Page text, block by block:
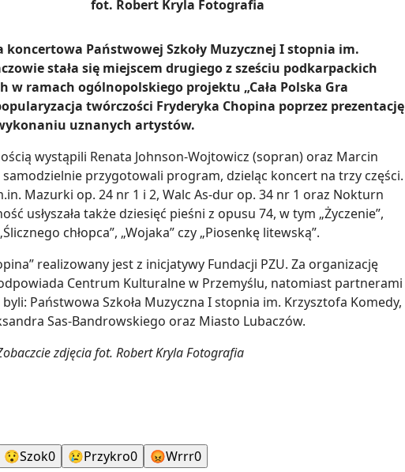
koncertowa Państwowej Szkoły Muzycznej I stopnia im.
stała się miejscem drugiego z sześciu podkarpackich
ramach ogólnopolskiego projektu „Cała Polska Gra
twórczości Fryderyka Chopina poprzez prezentację
uznanych artystów.
wystąpili Renata Johnson-Wojtowicz (sopran) oraz Marcin
przygotowali program, dzieląc koncert na trzy części.
Mazurki op. 24 nr 1 i 2, Walc As-dur op. 34 nr 1 oraz Nokturn
usłyszała także dziesięć pieśni z opusu 74, w tym „Życzenie”,
chłopca”, „Wojaka” czy „Piosenkę litewską”.
realizowany jest z inicjatywy Fundacji PZU. Za organizację
Centrum Kulturalne w Przemyślu, natomiast partnerami
Państwowa Szkoła Muzyczna I stopnia im. Krzysztofa Komedy,
Sas-Bandrowskiego oraz Miasto Lubaczów.
zdjęcia fot. Robert Kryla Fotografia
😯Szok0 😢Przykro0 😡Wrrr0